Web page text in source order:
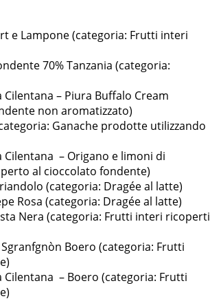
e Lampone (categoria: Frutti interi
70% Tanzania (categoria:
– Piura Buffalo Cream
non aromatizzato)
Ganache prodotte utilizzando
– Origano e limoni di
al cioccolato fondente)
(categoria: Dragée al latte)
Rosa (categoria: Dragée al latte)
Nera (categoria: Frutti interi ricoperti
Boero (categoria: Frutti
– Boero (categoria: Frutti